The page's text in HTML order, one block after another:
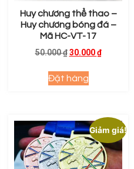
Huy chương thể thao –
Huy chương bóng đá –
Mã HC-VT-17
50.000₫ 30.000₫
Đặt hàng
Giảm giá!